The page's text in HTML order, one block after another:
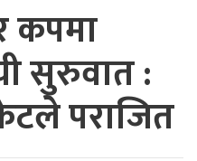
कपमा
सुरुवात :
पराजित